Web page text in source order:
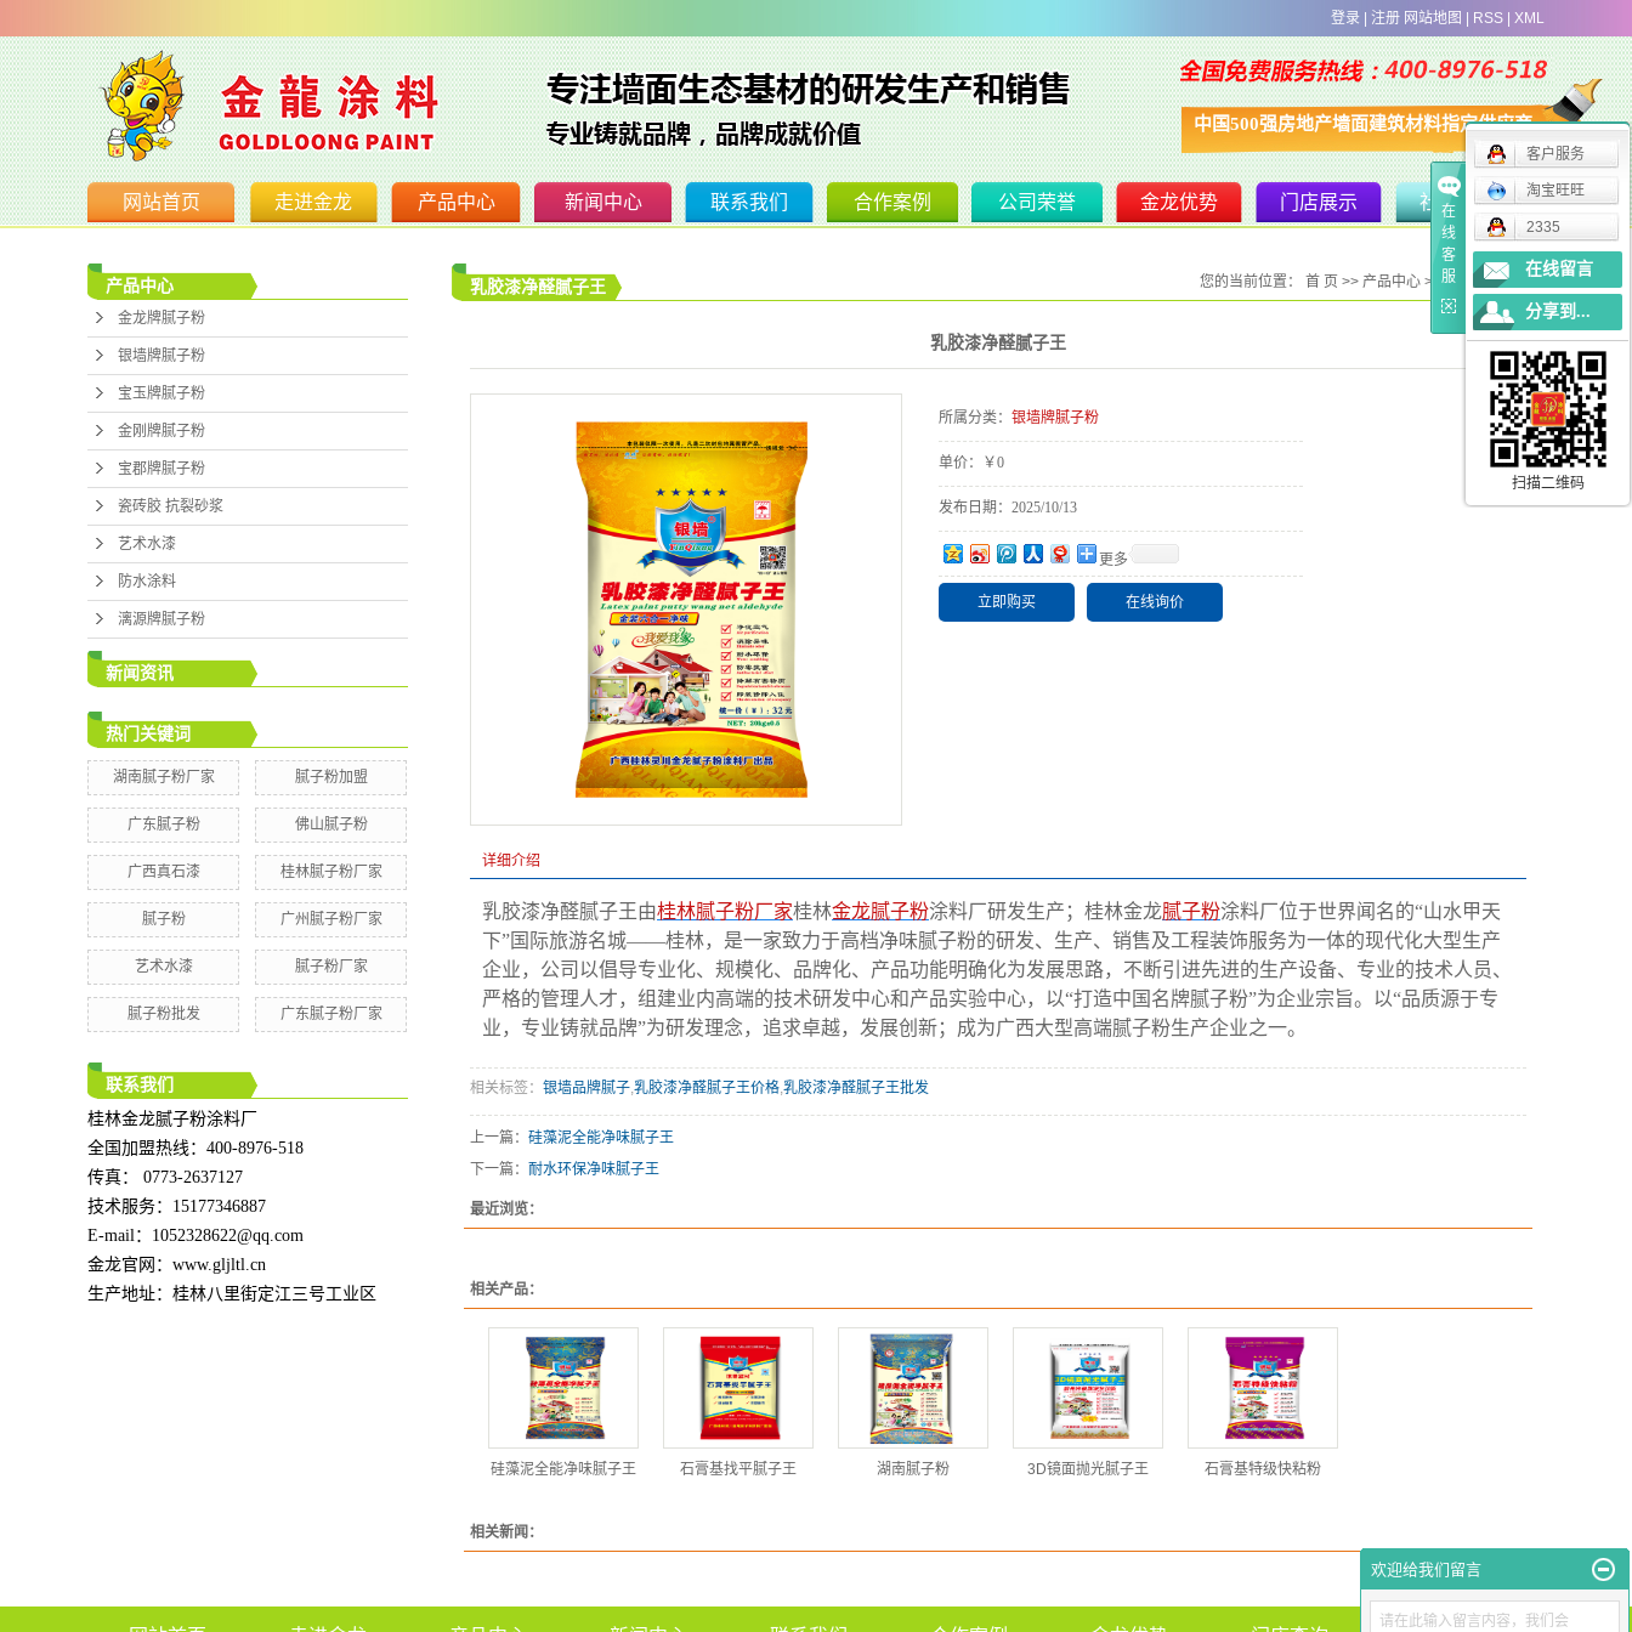
登录 注册 网站地图 RSS XML
中国500强房地产墙面建筑材料指定供应商
网站首页 走进金龙
营业执照
产品中心
银墙牌腻子粉
金刚牌腻子粉
宝郡牌腻子粉
瓷砖胶 抗裂砂浆
新闻中心
腻子粉新闻
水性涂料知识
成交记录
联系我们 合作案例 公司荣誉 金龙优势 门店展示 社区服务
产品中心
金龙牌腻子粉
银墙牌腻子粉
宝玉牌腻子粉
金刚牌腻子粉
宝郡牌腻子粉
瓷砖胶 抗裂砂浆
艺术水漆
防水涂料
漓源牌腻子粉
新闻资讯
热门关键词
湖南腻子粉厂家 腻子粉加盟
广东腻子粉 佛山腻子粉
广西真石漆 桂林腻子粉厂家
腻子粉 广州腻子粉厂家
艺术水漆 腻子粉厂家
腻子粉批发 广东腻子粉厂家
联系我们
桂林金龙腻子粉涂料厂
全国加盟热线：400-8976-518
传真： 0773-2637127
技术服务：15177346887
E-mail：1052328622@qq.com
金龙官网 ：www.gljltl.cn
生产地址：桂林八里街定江三号工业区
乳胶漆净醛腻子王 您的当前位置： 首 页 >> 产品中心 >>银墙牌腻子粉
乳胶漆净醛腻子王
所属分类： 银墙牌腻子粉
单价： ￥0
发布日期： 2025/10/13
更多
立即购买 在线询价
详细介绍
乳胶漆净醛腻子王由桂林腻子粉厂家桂林金龙腻子粉涂料厂研发生产； 桂林金龙腻子粉涂料厂位于世界闻名的“山水甲天
下”国际旅游名城——桂林，是一家致力于高档净味腻子粉的研发、生产、销售及工程装饰服务为一体的现代化大型生产
企业，公司以倡导专业化、规模化、品牌化、产品功能明确化为发展思路，不断引进先进的生产设备、专业的技术人员、
严格的管理人才，组建业内高端的技术研发中心和产品实验中心，以“打造中国名牌腻子粉”为企业宗旨。以“品质源于专
业，专业铸就品牌”为研发理念，追求卓越，发展创新；成为广西大型高端腻子粉生产企业之一。
相关标签： 银墙品牌腻子,乳胶漆净醛腻子王价格,乳胶漆净醛腻子王批发
上一篇： 硅藻泥全能净味腻子王
下一篇： 耐水环保净味腻子王
最近浏览：
相关产品：
硅藻泥全能净味腻子王 石膏基找平腻子王 湖南腻子粉 3D镜面抛光腻子王 石膏基特级快粘粉
相关新闻：
在
线
客
服
客户服务
淘宝旺旺
2335
在线留言
分享到...
扫描二维码
欢迎给我们留言
请在此输入留言内容，我们会